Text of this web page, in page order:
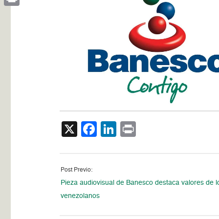
X Facebook
LinkedIn
Post Previo:
Pieza audiovisual de Banesco destaca valores de
venezolanos